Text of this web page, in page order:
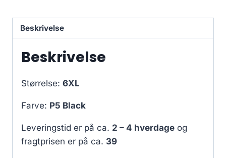
Beskrivelse
Beskrivelse
Størrelse: 6XL
Farve: P5 Black
Leveringstid er på ca. 2 – 4 hverdage og
fragtprisen er på ca. 39